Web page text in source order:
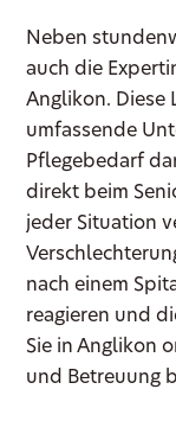
Neben
auch die
Anglikon. Diese
umfassende
Pflegebedarf
direkt beim
jeder Situation
nach einem
reagieren und
Sie in Anglikon
und Betreuung